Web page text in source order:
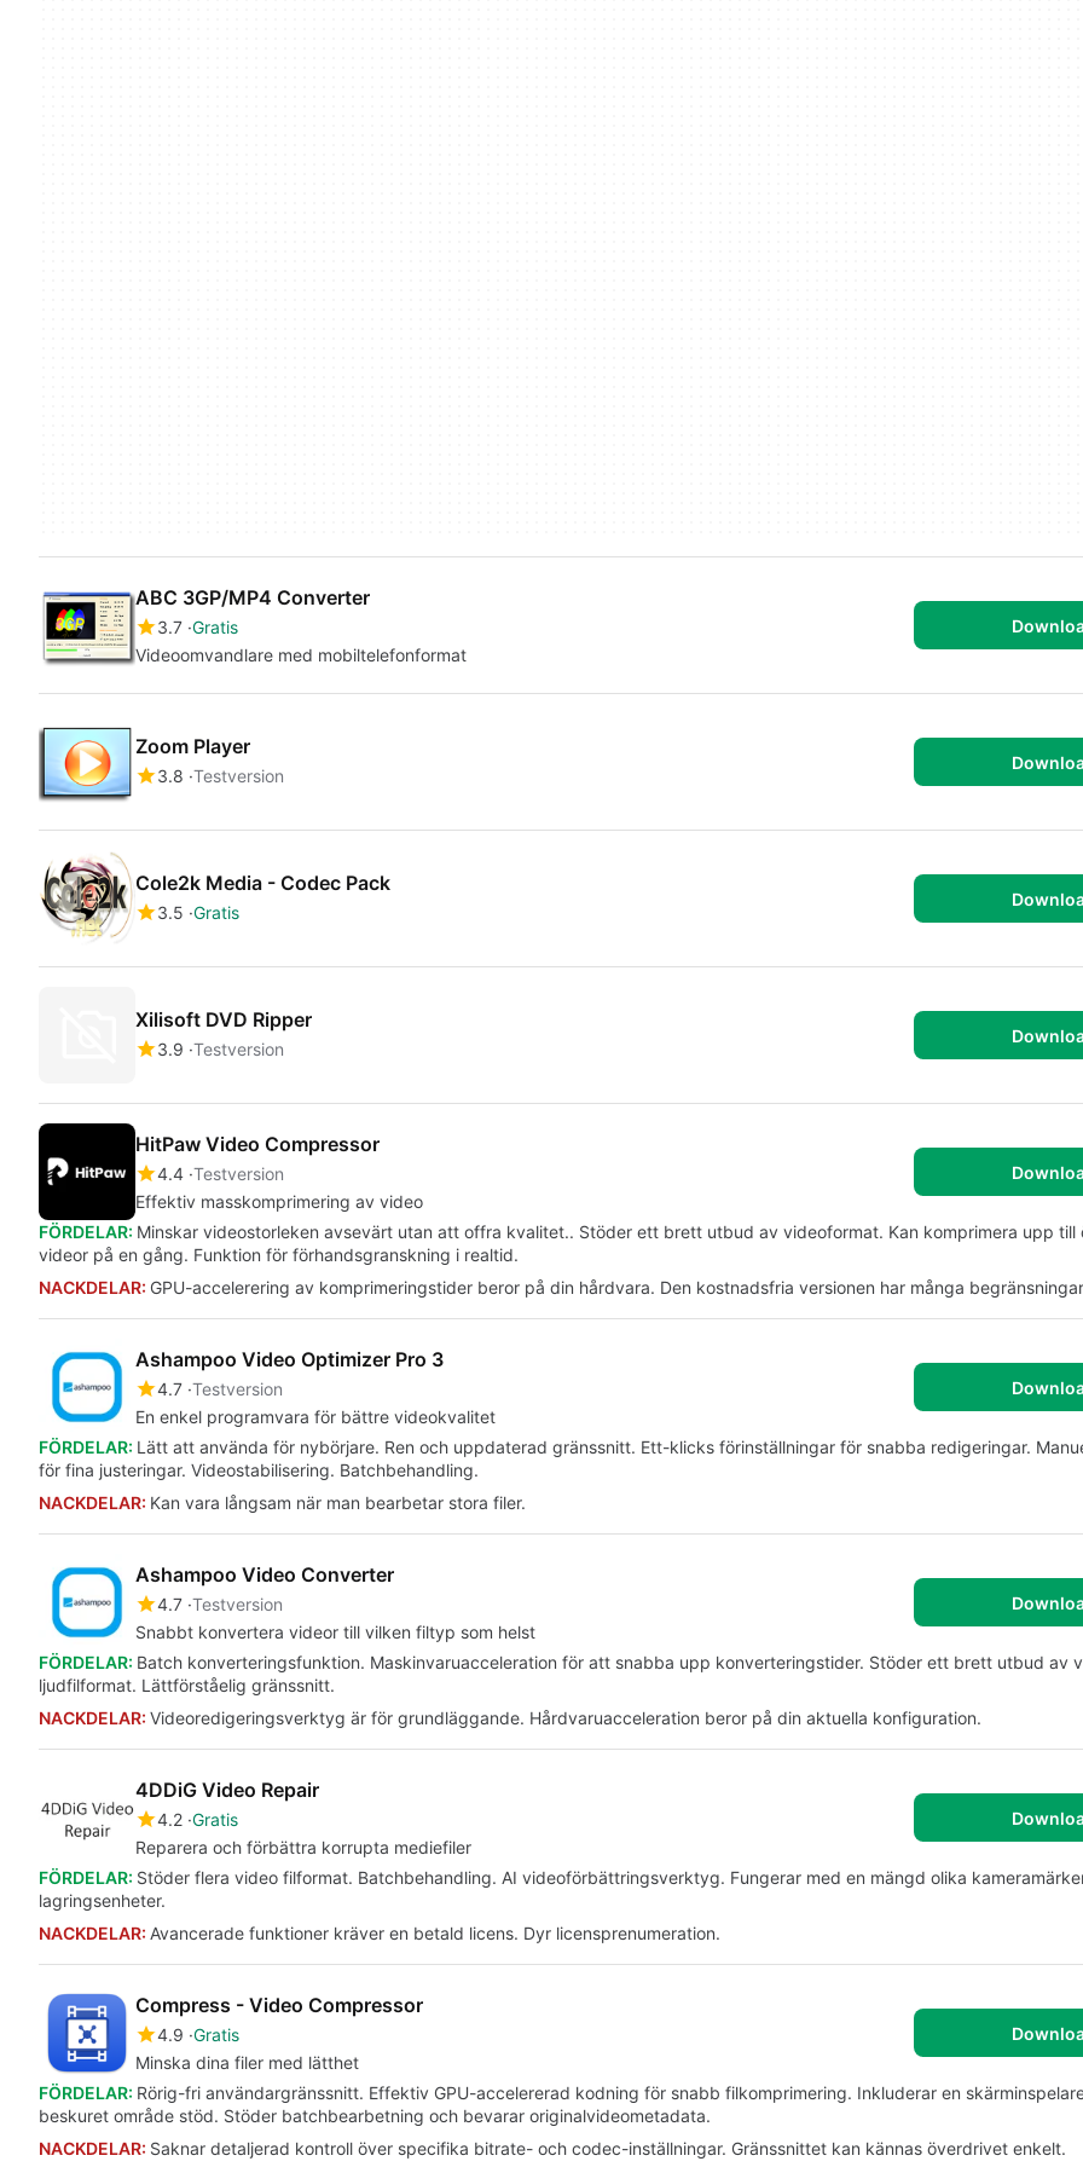
ABC 3GP/MP4 Converter
3.7 Gratis
Videoomvandlare med mobiltelefonformat
Zoom Player
3.8 Testversion
Cole2k Media - Codec Pack
3.5 Gratis
Xilisoft DVD Ripper
3.9 Testversion
HitPaw Video Compressor
4.4 Testversion
Effektiv masskomprimering av video
FÖRDELAR: Minskar videostorleken avsevärt utan att offra kvalitet.. Stöder ett brett utbud av videoformat. Kan komprimera upp till
videor på en gång. Funktion för förhandsgranskning i realtid.
NACKDELAR: GPU-accelerering av komprimeringstider beror på din hårdvara. Den kostnadsfria versionen har många
Ashampoo Video Optimizer Pro 3
4.7 Testversion
En enkel programvara för bättre videokvalitet
FÖRDELAR: Lätt att använda för nybörjare. Ren och uppdaterad gränssnitt. Ett-klicks förinställningar för snabba redigeringar.
för fina justeringar. Videostabilisering. Batchbehandling.
NACKDELAR: Kan vara långsam när man bearbetar stora filer.
Ashampoo Video Converter
4.7 Testversion
Snabbt konvertera videor till vilken filtyp som helst
FÖRDELAR: Batch konverteringsfunktion. Maskinvaruacceleration för att snabba upp konverteringstider. Stöder ett brett utbud av
ljudfilformat. Lättförståelig gränssnitt.
NACKDELAR: Videoredigeringsverktyg är för grundläggande. Hårdvaruacceleration beror på din aktuella konfiguration.
4DDiG Video Repair
4.2 Gratis
Reparera och förbättra korrupta mediefiler
FÖRDELAR: Stöder flera video filformat. Batchbehandling. AI videoförbättringsverktyg. Fungerar med en mängd olika
lagringsenheter.
NACKDELAR: Avancerade funktioner kräver en betald licens. Dyr licensprenumeration.
Compress - Video Compressor
4.9 Gratis
Minska dina filer med lätthet
FÖRDELAR: Rörig-fri användargränssnitt. Effektiv GPU-accelererad kodning för snabb filkomprimering. Inkluderar en
beskuret område stöd. Stöder batchbearbetning och bevarar originalvideometadata.
NACKDELAR: Saknar detaljerad kontroll över specifika bitrate- och codec-inställningar. Gränssnittet kan kännas överdrivet enkelt.